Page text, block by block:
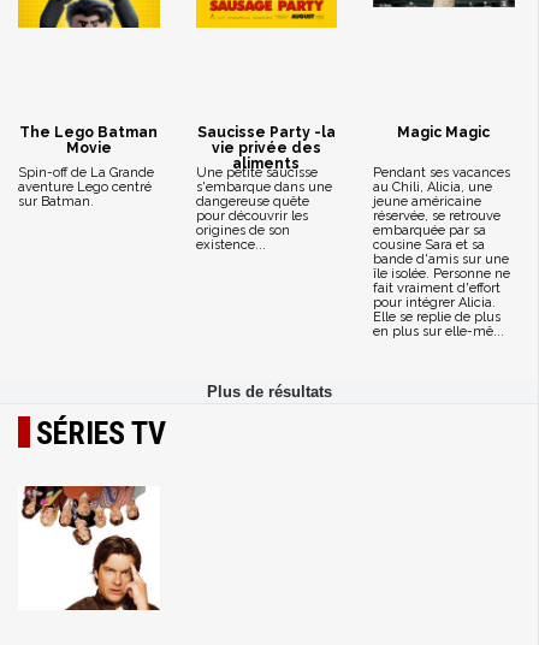
The Lego Batman
Movie
Spin-off de La Grande
aventure Lego centré
sur Batman.
Saucisse Party -la
vie privée des
aliments
Une petite saucisse
s'embarque dans une
dangereuse quête
pour découvrir les
origines de son
existence...
Magic Magic
Pendant ses vacances
au Chili, Alicia, une
jeune américaine
réservée, se retrouve
embarquée par sa
cousine Sara et sa
bande d'amis sur une
île isolée. Personne ne
fait vraiment d'effort
pour intégrer Alicia.
Elle se replie de plus
en plus sur elle-mê...
SÉRIES TV